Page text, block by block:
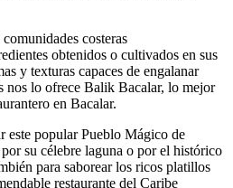
costeras
obtenidos o cultivados en sus
y texturas capaces de engalanar
lo ofrece Balik Bacalar, lo mejor
en Bacalar.
este popular Pueblo Mágico de
su célebre laguna o por el histórico
para saborear los ricos platillos
restaurante del Caribe